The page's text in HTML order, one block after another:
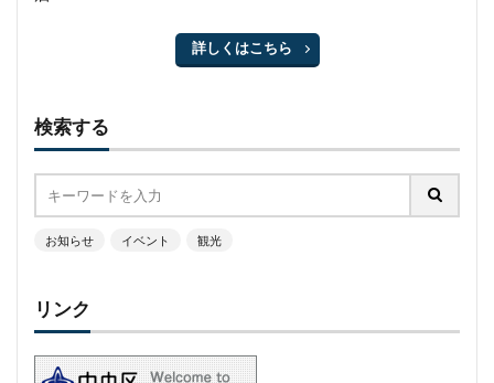
詳しくはこちら
検索する
お知らせ イベント 観光
リンク